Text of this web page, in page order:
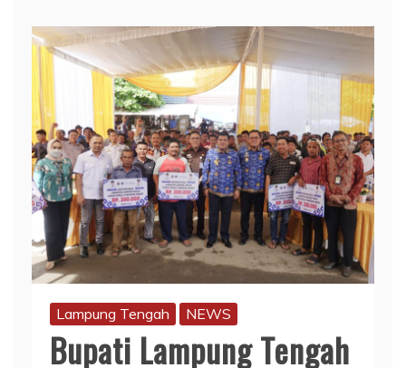
Lampung Tengah NEWS
Bupati Lampung Tengah